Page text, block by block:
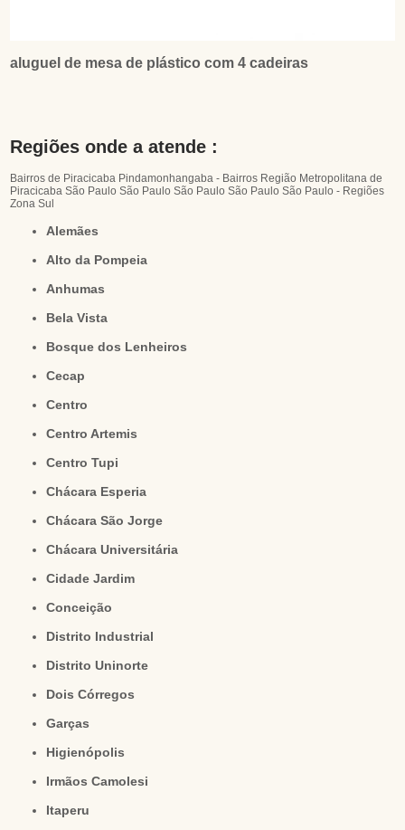
aluguel de mesa de plástico com 4 cadeiras
Regiões onde a atende :
Bairros de Piracicaba Pindamonhangaba - Bairros Região Metropolitana de
Piracicaba São Paulo São Paulo São Paulo São PauloSão Paulo - Regiões
Zona Sul
Alemães
Alto da Pompeia
Anhumas
Bela Vista
Bosque dos Lenheiros
Cecap
Centro
Centro Artemis
Centro Tupi
Chácara Esperia
Chácara São Jorge
Chácara Universitária
Cidade Jardim
Conceição
Distrito Industrial
Distrito Uninorte
Dois Córregos
Garças
Higienópolis
Irmãos Camolesi
Itaperu